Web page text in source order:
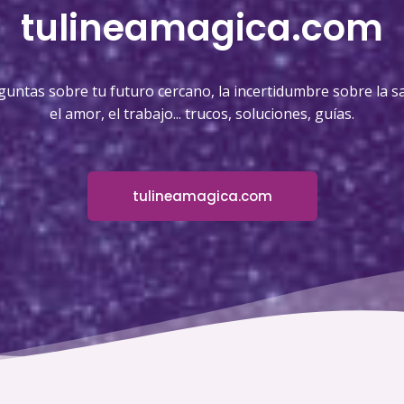
tulineamagica.com
sobre tu futuro cercano, la incertidumbre sobre la
el amor, el trabajo... trucos, soluciones, guías.
tulineamagica.com